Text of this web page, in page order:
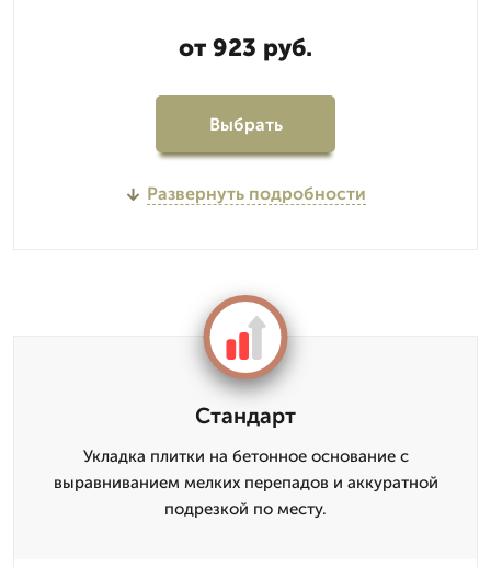
от 923 руб.
Выбрать
Развернуть подробности
Стандарт
Укладка плитки на бетонное основание с
выравниванием мелких перепадов и аккуратной
подрезкой по месту.